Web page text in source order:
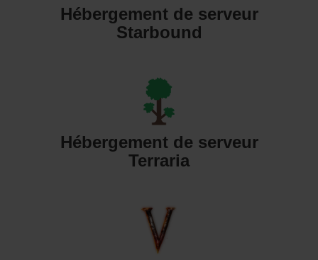
Hébergement de serveur
Starbound
Hébergement de serveur
Terraria